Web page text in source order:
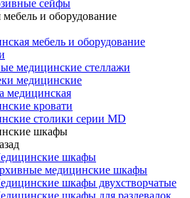
сейфы
и оборудование
мебель и оборудование
медицинские стеллажи
медицинские
медицинская
кровати
столики серии MD
шкафы
шкафы
медицинские шкафы
шкафы двухстворчатые
шкафы для раздевалок